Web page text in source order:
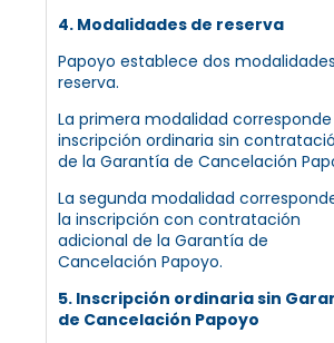
4. Modalidades de reserva
Papoyo establece dos
reserva.
La primera modalidad corresponde
inscripción ordinaria sin
de la Garantía de Cancelación
La segunda modalidad
la inscripción con contratación
adicional de la Garantía de
Cancelación Papoyo.
5. Inscripción ordinaria sin
de Cancelación Papoyo